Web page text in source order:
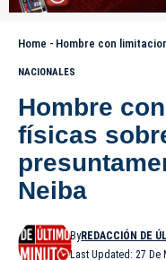
Home - Hombre con limitaciones
NACIONALES
Hombre
físicas
Neiba
Last Updated: 27 De
ByREDACCIÓN DE